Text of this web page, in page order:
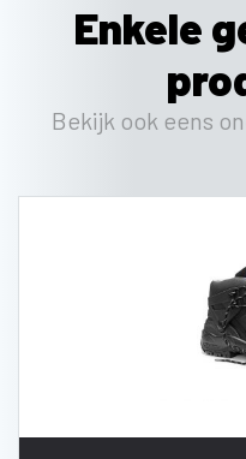
Enkele
Bekijk ook eens